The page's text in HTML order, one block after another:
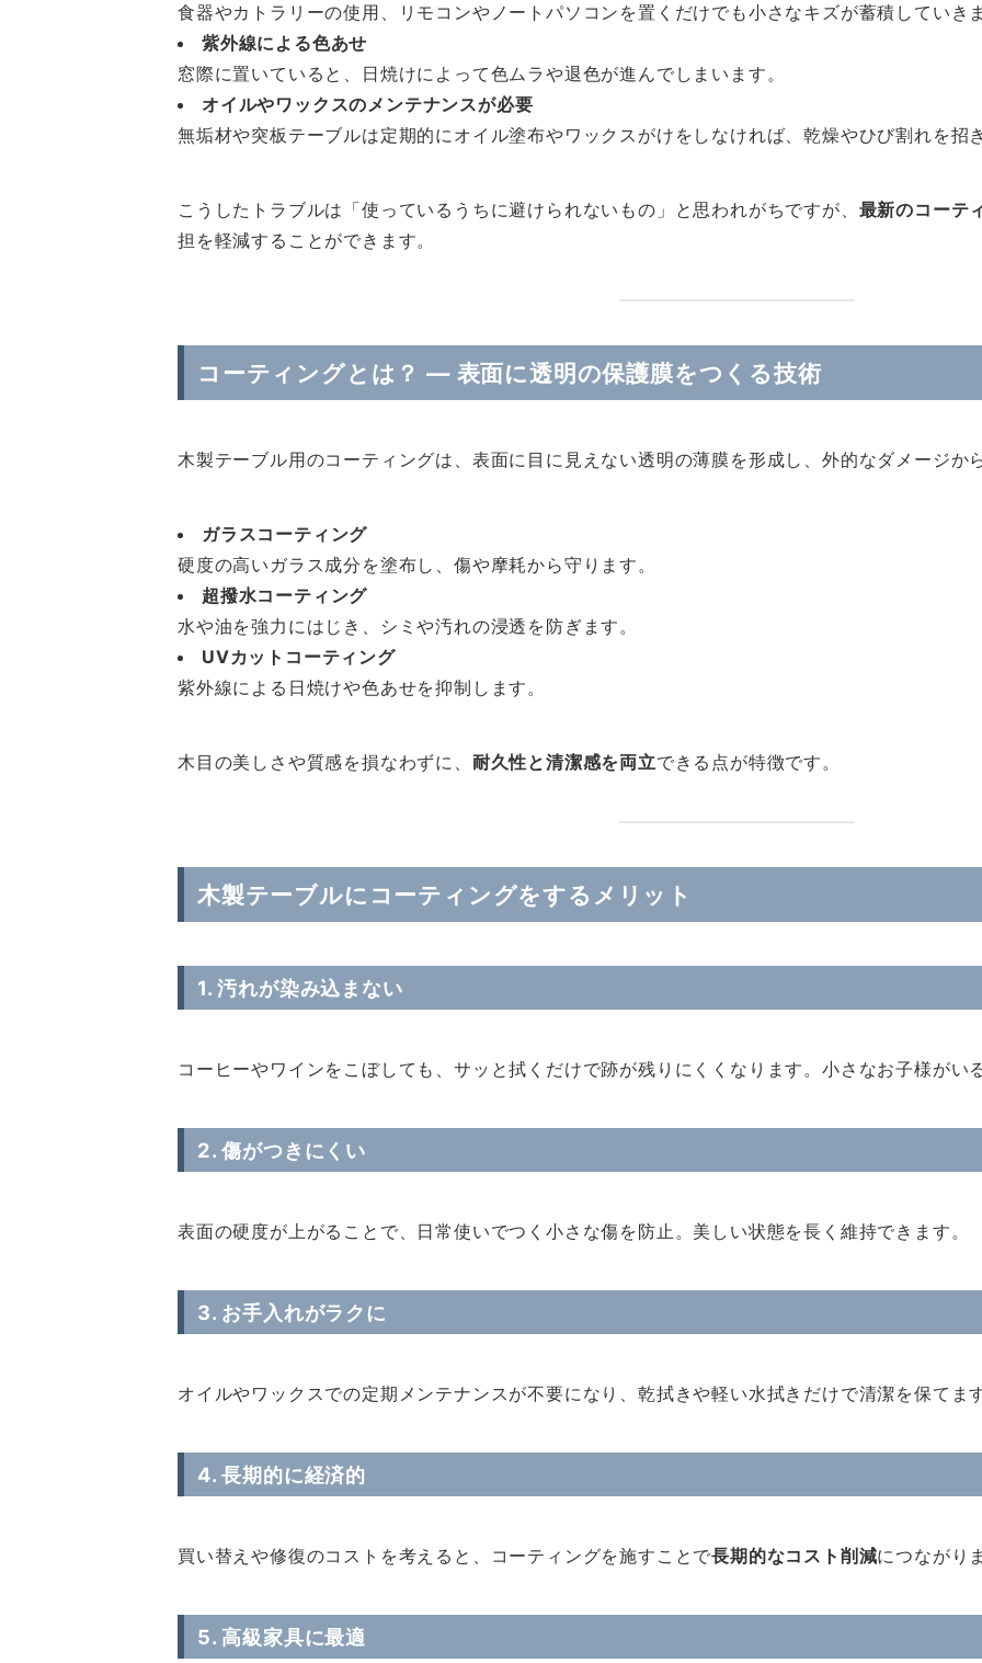
食器やカトラリーの使用、リモコンやノートパソコンを置くだけでも小さなキズが蓄積していきま
紫外線による色あせ
窓際に置いていると、日焼けによって色ムラや退色が進んでしまいます。
オイルやワックスのメンテナンスが必要
無垢材や突板テーブルは定期的にオイル塗布やワックスがけをしなければ、乾燥やひび割れを招
こうしたトラブルは「使っているうちに避けられないもの」と思われがちですが、 最新のコーテ
担を軽減することができます。
コーティングとは？ ― 表面に透明の保護膜をつくる技術
木製テーブル用のコーティングは、表面に目に見えない透明の薄膜を形成し、外的なダメージか
ガラスコーティング
硬度の高いガラス成分を塗布し、傷や摩耗から守ります。
超撥水コーティング
水や油を強力にはじき、シミや汚れの浸透を防ぎます。
UVカットコーティング
紫外線による日焼けや色あせを抑制します。
木目の美しさや質感を損なわずに、 耐久性と清潔感を両立できる点が特徴です。
木製テーブルにコーティングをするメリット
1. 汚れが染み込まない
コーヒーやワインをこぼしても、サッと拭くだけで跡が残りにくくなります。小さなお子様がい
2. 傷がつきにくい
表面の硬度が上がることで、日常使いでつく小さな傷を防止。美しい状態を長く維持できます。
3. お手入れがラクに
オイルやワックスでの定期メンテナンスが不要になり、乾拭きや軽い水拭きだけで清潔を保てます
4. 長期的に経済的
買い替えや修復のコストを考えると、コーティングを施すことで長期的なコスト削減につながり
5. 高級家具に最適